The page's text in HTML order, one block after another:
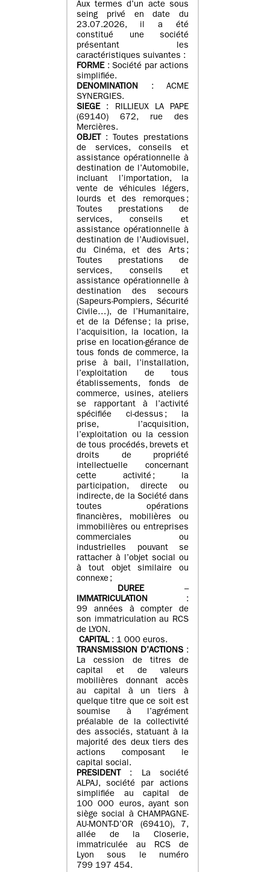
Aux termes d’un acte sous
seing privé en date du
23.07.2026, il a été
constitué une société
présentant les
caractéristiques suivantes :
FORME: Société par actions
simplifiée.
DENOMINATION : ACME
SYNERGIES.
SIEGE: RILLIEUX LA PAPE
(69140) 672, rue des
Mercières.
OBJET
: Toutes prestations
de services, conseils et
assistance opérationnelle à
destination de l’Automobile,
incluant l’importation, la
vente de véhicules légers,
lourds et des remorques ;
Toutes prestations de
services, conseils et
assistance opérationnelle à
destination de l’Audiovisuel,
du Cinéma, et des Arts ;
Toutes prestations de
services, conseils et
assistance opérationnelle à
destination des secours
(Sapeurs-Pompiers, Sécurité
Civile…), de l’Humanitaire,
et de la Défense ; la prise,
l’acquisition, la location, la
prise en location-gérance de
tous fonds de commerce, la
prise à bail, l’installation,
l’exploitation de tous
établissements, fonds de
commerce, usines, ateliers
se rapportant à l’activité
spécifiée ci-dessus ; la
prise, l’acquisition,
l’exploitation ou la cession
de tous procédés, brevets et
droits de propriété
intellectuelle concernant
cette activité ; la
participation, directe ou
indirecte, de la Société dans
toutes opérations
financières, mobilières ou
immobilières ou entreprises
commerciales ou
industrielles pouvant se
rattacher à l’objet social ou
à tout objet similaire ou
connexe ;
DUREE–
IMMATRICULATION :
99 années à compter de
son immatriculation au RCS
de LYON.
CAPITAL: 1 000 euros.
TRANSMISSION D’ACTIONS :
La cession de titres de
capital et de valeurs
mobilières donnant accès
au capital à un tiers à
quelque titre que ce soit est
soumise à l’agrément
préalable de la collectivité
des associés, statuant à la
majorité des deux tiers des
actions composant le
capital social.
PRESIDENT
: La société
ALPAJ, société par actions
simplifiée au capital de
100 000 euros, ayant son
siège social à CHAMPAGNE-
AU-MONT-D’OR (69410), 7,
allée de la Closerie,
immatriculée au RCS de
Lyon sous le numéro
799 197 454.